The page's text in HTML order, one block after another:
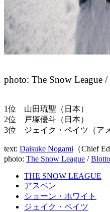
photo: The Snow League
1位 山田琉聖（日本）
2位 戸塚優斗（日本）
3位 ジェイク・ペイツ（アメ
text: Daisuke Nogami （Chief
photo: The Snow League /Blotto
THE SNOW LEAGUE
アスペン
ショーン・ホワイト
ジェイク・ペイツ